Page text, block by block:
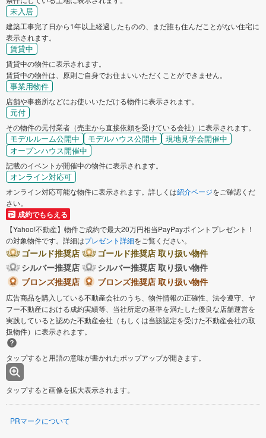
未入居
建築工事完了日から1年以上経過したものの、まだ誰も住んだことがない住宅に
表示されます。
賃貸中
賃貸中の物件に表示されます。
賃貸中の物件は、原則ご自身でお住まいいただくことができません。
事業用物件
店舗や事務所などにお使いいただける物件に表示されます。
元付
その物件の元付業者（売主から直接依頼を受けている会社）に表示されます。
モデルルーム公開中 モデルハウス公開中
現地見学会開催中
オープンハウス開催中
記載のイベントが開催中の物件に表示されます。
オンライン対応可
オンライン対応可能な物件に表示されます。詳しくは紹介ページをご確認くだ
さい。
成約でもらえる
【Yahoo!不動産】物件ご成約で最大20万円相当PayPayポイントプレゼント！
の対象物件です。詳細はプレゼント詳細をご覧ください。
ゴールド推奨店
ゴールド推奨店 取り扱い物件
シルバー推奨店
シルバー推奨店 取り扱い物件
ブロンズ推奨店
ブロンズ推奨店 取り扱い物件
広告商品を購入している不動産会社のうち、物件情報の正確性、法令遵守、ヤ
フー不動産における成約実績等、当社所定の基準を満たした優良な店舗運営を
実践していると認めた不動産会社（もしくは当該認定を受けた不動産会社の取
扱物件）に表示されます。
タップすると用語の意味が書かれたポップアップが開きます。
タップすると画像を拡大表示されます。
PRマークについて